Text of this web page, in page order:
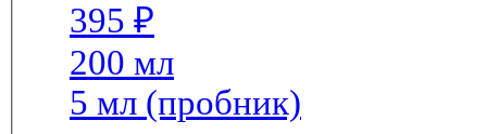
395 ₽
200 мл
5 мл (пробник)